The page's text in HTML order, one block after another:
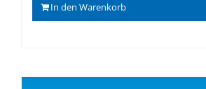
In den Warenkorb